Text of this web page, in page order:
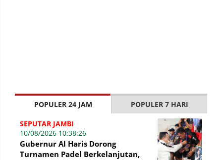
POPULER 24 JAM POPULER 7 HARI
SEPUTAR JAMBI
10/08/2026 10:38:26
Gubernur Al Haris Dorong
Turnamen Padel Berkelanjutan,